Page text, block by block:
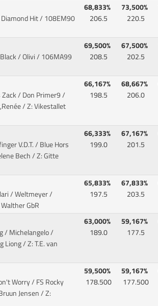
Hit/ 108EM90
68,833%
206.5
73,500%
220.5
/ Olivi/ 106MA99
69,500%
208.5
67,500%
202.5
/ Don Primer9/
/ Z: Vikestallet
66,167%
198.5
68,667%
206.0
V.D.T. / Blue Hors
Bech / Z: Gitte
66,333%
199.0
67,167%
201.5
/ Weltmeyer/
GbR
65,833%
197.5
67,833%
203.5
/ Michelangelo/
Liong / Z: T.E. van
63,000%
189.0
59,167%
177.5
Worry / FS Rocky
Jensen / Z:
59,500%
178.500
59,167%
177.500